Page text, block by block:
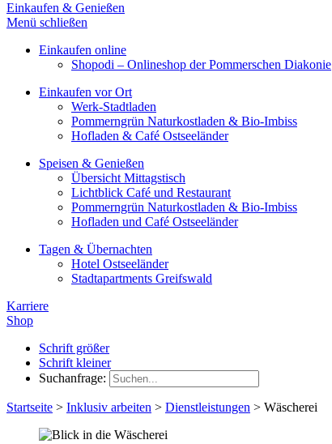
Einkaufen & Genießen
Menü schließen
Einkaufen online
Shopodi – Onlineshop der Pommerschen Diakonie
Einkaufen vor Ort
Werk-Stadtladen
Pommerngrün Naturkostladen & Bio-Imbiss
Hofladen & Café Ostseeländer
Speisen & Genießen
Übersicht Mittagstisch
Lichtblick Café und Restaurant
Pommerngrün Naturkostladen & Bio-Imbiss
Hofladen und Café Ostseeländer
Tagen & Übernachten
Hotel Ostseeländer
Stadtapartments Greifswald
Karriere
Shop
Schrift größer
Schrift kleiner
Suchanfrage:
Startseite > Inklusiv arbeiten > Dienstleistungen > Wäscherei